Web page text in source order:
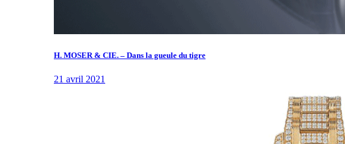
H. MOSER & CIE. – Dans la gueule du tigre
21 avril 2021